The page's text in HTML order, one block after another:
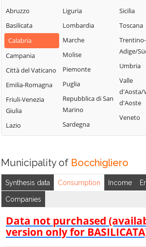
Bianchi
Bisignano
Bocchigliero
Campana
Cariati
Carolei
Carpanzano
Casali del Manco
Cassano all'Ionio
Castiglione
Laino Castello
Lappano
Lattarico
Longobardi
Longobucco
Lungro
Luzzi
Mandatoriccio
Mangone
Principato
Marzi
San
San
Albanese
San
Fiore
San Lorenzo
Vallo
San Marco
Argentano
San
San Pietro
Abruzzo
Basilicata
Calabria
Campania
Città del Vaticano
Emilia-Romagna
Friuli-Venezia
Giulia
Lazio
Liguria
Lombardia
Marche
Molise
Piemonte
Puglia
Repubblica di San
Marino
Sardegna
Sicilia
Toscana
Adige/
Umbria
Valle
d'Aosta/
d'Aoste
Veneto
Municipality of Bocchigliero
Synthesis data Consumption Income
Companies
Data not purchased
version only for